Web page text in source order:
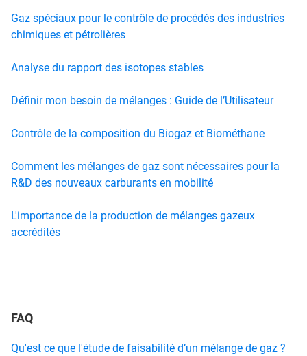
Gaz spéciaux pour le contrôle de procédés des industries
chimiques et pétrolières
Analyse du rapport des isotopes stables
Définir mon besoin de mélanges : Guide de l’Utilisateur
Contrôle de la composition du Biogaz et Biométhane
Comment les mélanges de gaz sont nécessaires pour la
R&D des nouveaux carburants en mobilité
L'importance de la production de mélanges gazeux
accrédités
FAQ
Qu'est ce que l'étude de faisabilité d’un mélange de gaz ?